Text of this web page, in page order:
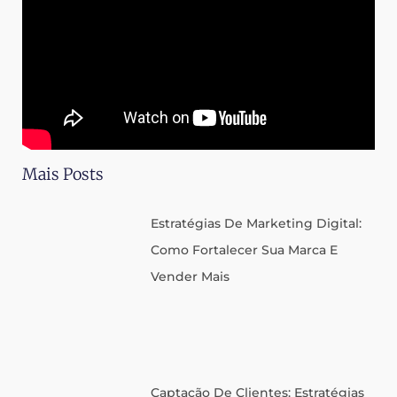
Mais Posts
Estratégias De Marketing Digital:
Como Fortalecer Sua Marca E
Vender Mais
Captação De Clientes: Estratégias